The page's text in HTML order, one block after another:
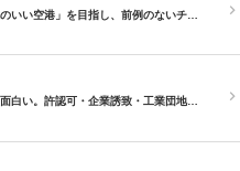
いい空港」を目指し、前例のないチ…
白い。許認可・企業誘致・工業団地…